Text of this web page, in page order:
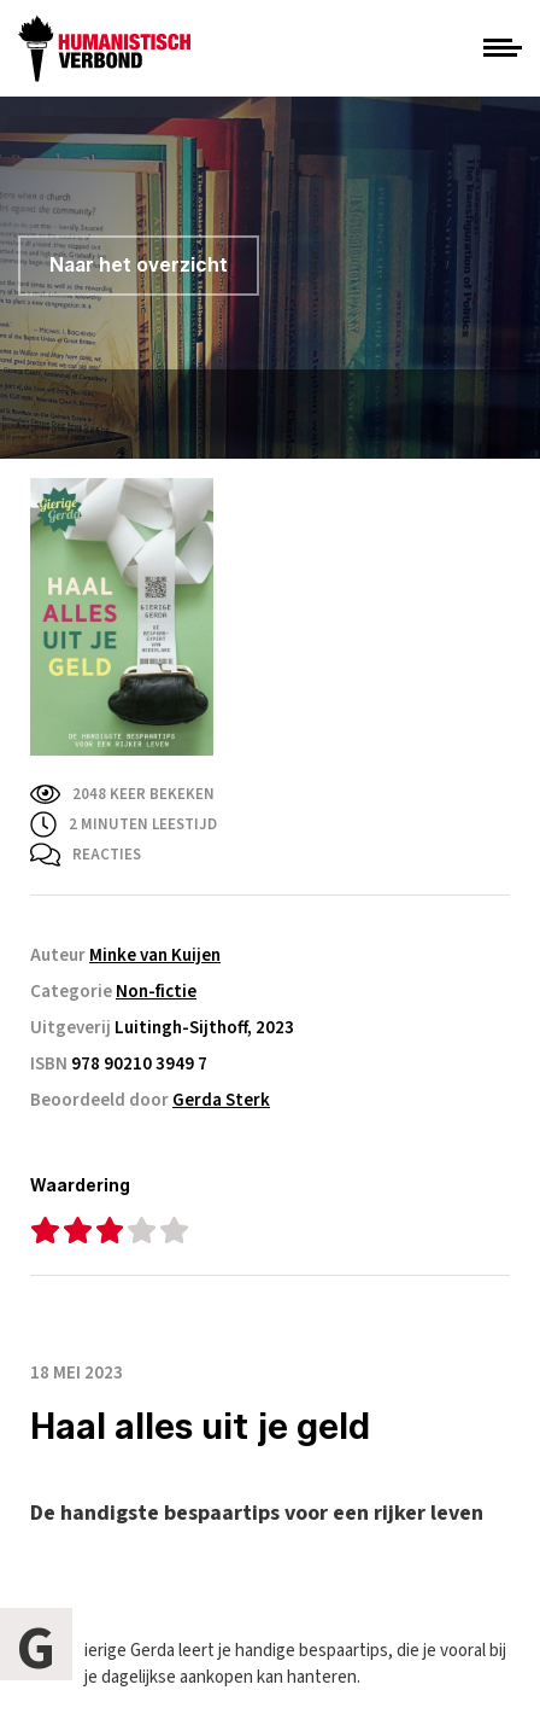
Naar het overzicht
2048 KEER BEKEKEN
2 MINUTEN LEESTIJD
REACTIES
AuteurMinke van Kuijen
CategorieNon-fictie
Uitgeverij Luitingh-Sijthoff, 2023
ISBN 978 90210 3949 7
Beoordeeld doorGerda Sterk
Waardering
18 MEI 2023
Haal alles uit je geld
De handigste bespaartips voor een rijker leven
G
ierige Gerda leert je handige bespaartips, die je vooral bij
je dagelijkse aankopen kan hanteren.